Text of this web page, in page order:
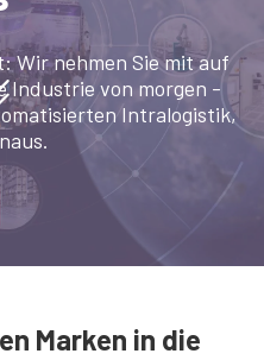
Wir nehmen Sie mit auf
Industrie von morgen -
Intralogistik,
Marken in die